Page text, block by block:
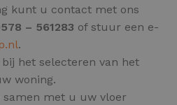
kunt u contact met ons
– 561283 of stuur een e-
.
het selecteren van het
woning.
met u uw vloer